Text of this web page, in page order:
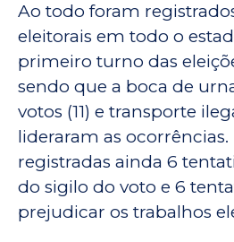
Ao todo foram
eleitorais em todo o
primeiro turno das
sendo que a boca de
votos (11) e transporte
lideraram as ocorrências.
registradas ainda 6
do sigilo do voto e 6
prejudicar os trabalhos